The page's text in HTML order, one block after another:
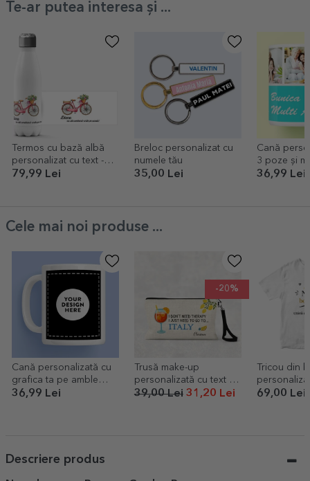
Te-ar putea interesa și ...
Termos cu bază albă
personalizat cu text -
model bicicletă retro
79,99 Lei
Breloc personalizat cu
numele tău
35,00 Lei
Cană
3 poze și
36,99 Lei
Cele mai noi produse ...
Cană personalizată cu
grafica ta pe amble
părți
36,99 Lei
-20%
Trusă make-up
personalizată cu text -
Italy
39,00 Lei31,20 Lei
Tricou din
Nașa
69,00 Lei
Descriere produs